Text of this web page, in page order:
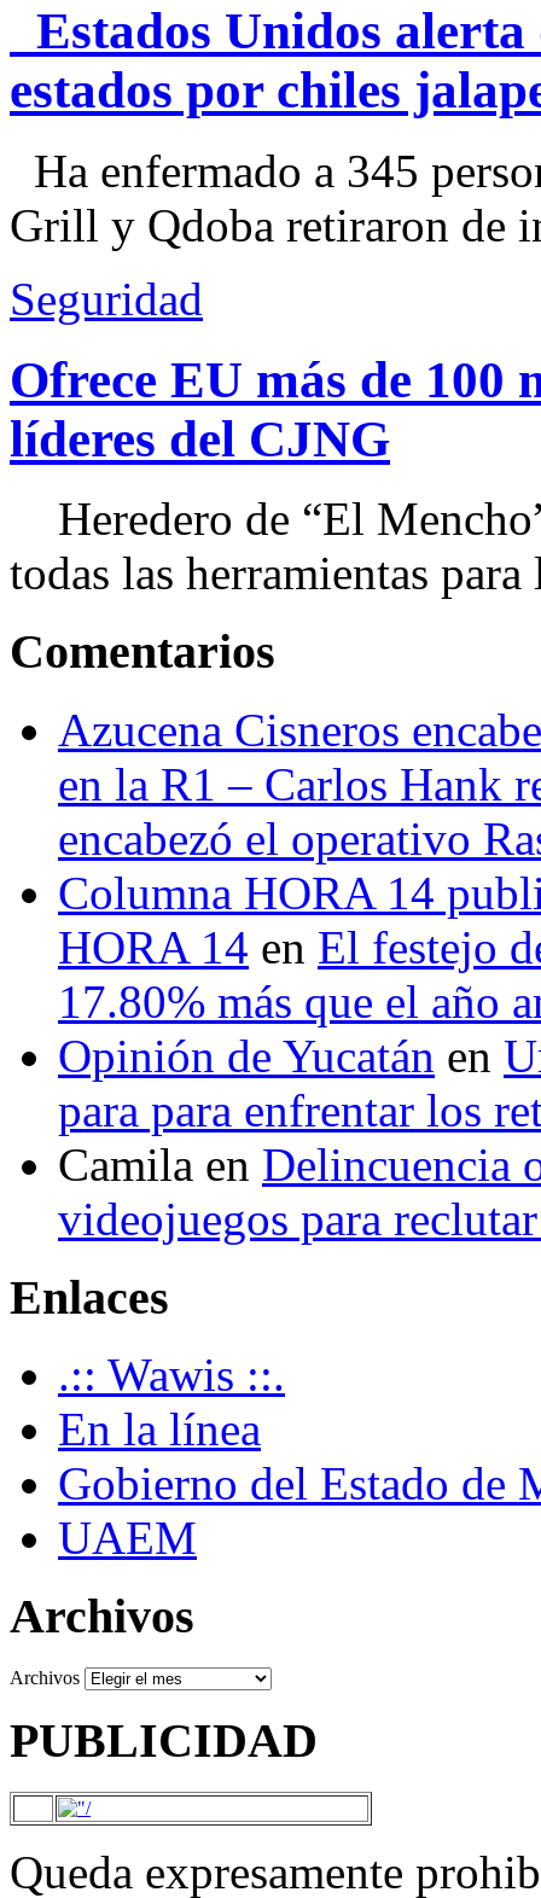
Estados Unidos alerta
estados por chiles
Ha enfermado a 345
Grill y Qdoba retiraron de
Seguridad
Ofrece EU más de 100
líderes del CJNG
Heredero de “El
todas las herramientas
Comentarios
Azucena Cisneros
en la R1 – Carlos Hank
encabezó el operativo
Columna HORA 14
HORA 14 en El festejo
17.80% más que el año
Opinión de Yucatán en
para para enfrentar los
Camila en Delincuencia
videojuegos para
Enlaces
.:: Wawis ::.
En la línea
Gobierno del Estado de
UAEM
Archivos
Archivos
PUBLICIDAD
Queda expresamente